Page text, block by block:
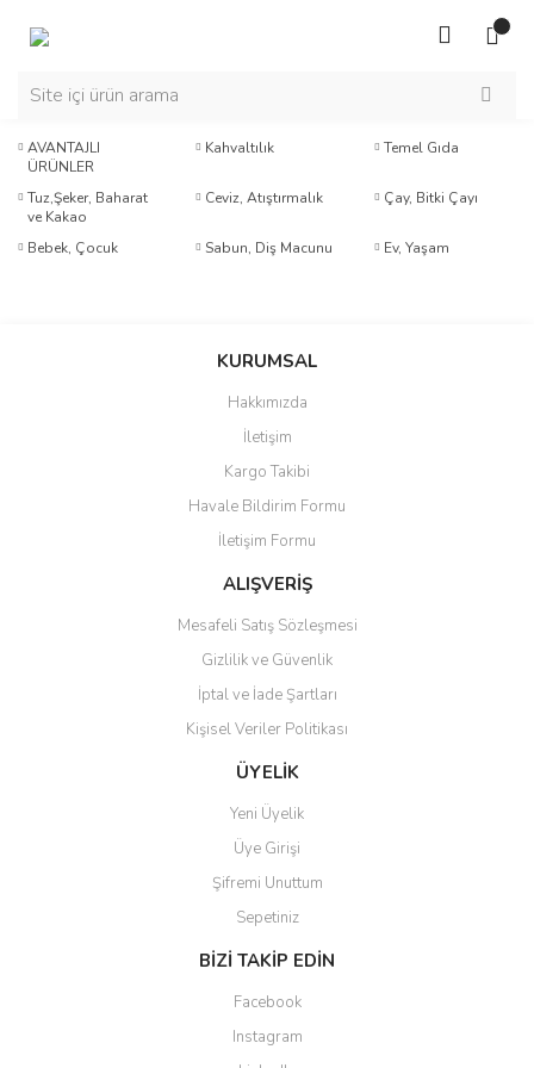
AVANTAJLI
ÜRÜNLER
Kahvaltılık Temel Gıda
Tuz,Şeker, Baharat
ve Kakao
Ceviz, Atıştırmalık Çay, Bitki Çayı
Bebek, Çocuk Sabun, Diş Macunu Ev, Yaşam
KURUMSAL
Hakkımızda
İletişim
Kargo Takibi
Havale Bildirim Formu
İletişim Formu
ALIŞVERİŞ
Mesafeli Satış Sözleşmesi
Gizlilik ve Güvenlik
İptal ve İade Şartları
Kişisel Veriler Politikası
ÜYELİK
Yeni Üyelik
Üye Girişi
Şifremi Unuttum
Sepetiniz
BİZİ TAKİP EDİN
Facebook
Instagram